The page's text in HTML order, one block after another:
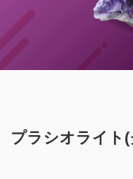
プラシオライト